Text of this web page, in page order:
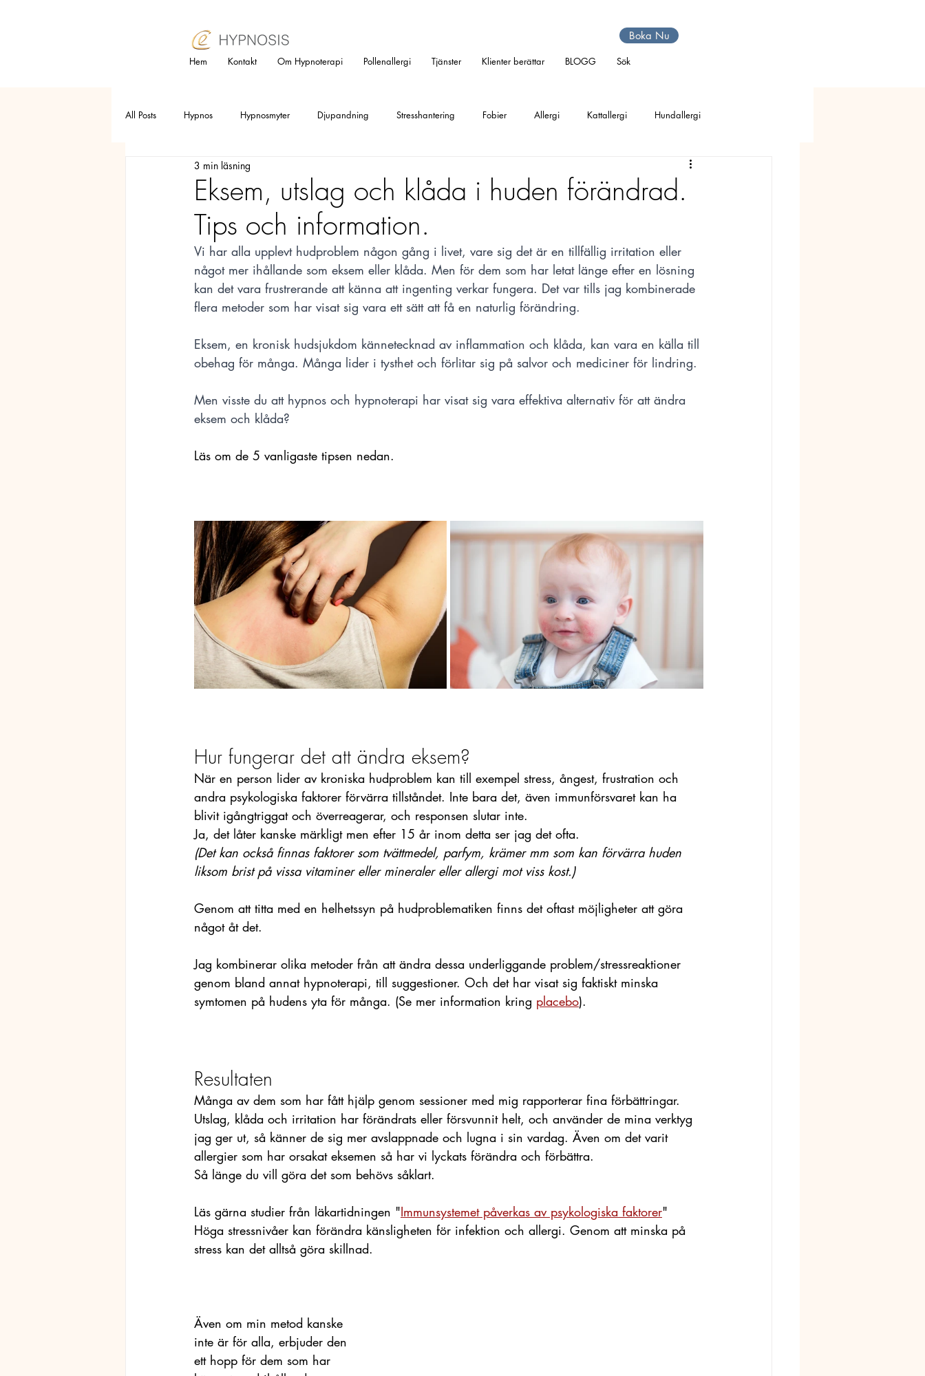
Hem Kontakt Om Hypnoterapi Pollenallergi Tjänster Klienter berättar BLOGG Sök
Boka Nu
All Posts Hypnos Hypnosmyter Djupandning Stresshantering Fobier Allergi Kattallergi Hundallergi
Pälsdjursallergi Sorg Avslappning
Presentkort Depression Tips ilska
Eksem, utslag och klåda i huden förändrad.
Tips och information.
3 min läsning
Vi har alla upplevt hudproblem någon gång i livet, vare sig det är en tillfällig irritation eller
något mer ihållande som eksem eller klåda. Men för dem som har letat länge efter en lösning
kan det vara frustrerande att känna att ingenting verkar fungera. Det var tills jag kombinerade
flera metoder som har visat sig vara ett sätt att få en naturlig förändring.
Eksem, en kronisk hudsjukdom kännetecknad av inflammation och klåda, kan vara en källa till
obehag för många. Många lider i tysthet och förlitar sig på salvor och mediciner för lindring.
Men visste du att hypnos och hypnoterapi har visat sig vara effektiva alternativ för att ändra
eksem och klåda?
Läs om de 5 vanligaste tipsen nedan.
Hur fungerar det att ändra eksem?
När en person lider av kroniska hudproblem kan till exempel stress, ångest, frustration och
andra psykologiska faktorer förvärra tillståndet. Inte bara det, även immunförsvaret kan ha
blivit igångtriggat och överreagerar, och responsen slutar inte.
Ja, det låter kanske märkligt men efter 15 år inom detta ser jag det ofta.
(Det kan också finnas faktorer som tvättmedel, parfym, krämer mm som kan förvärra huden
liksom brist på vissa vitaminer eller mineraler eller allergi mot viss kost.)
Genom att titta med en helhetssyn på hudproblematiken finns det oftast möjligheter att göra
något åt det.
Jag kombinerar olika metoder från att ändra dessa underliggande problem/stressreaktioner
genom bland annat hypnoterapi, till suggestioner. Och det har visat sig faktiskt minska
symtomen på hudens yta för många. (Se mer information kring placebo).
Resultaten
Många av dem som har fått hjälp genom sessioner med mig rapporterar fina förbättringar.
Utslag, klåda och irritation har förändrats eller försvunnit helt, och använder de mina verktyg
jag ger ut, så känner de sig mer avslappnade och lugna i sin vardag. Även om det varit
allergier som har orsakat eksemen så har vi lyckats förändra och förbättra.
Så länge du vill göra det som behövs såklart.
Läs gärna studier från läkartidningen "Immunsystemet påverkas av psykologiska faktorer"
Höga stressnivåer kan förändra känsligheten för infektion och allergi. Genom att minska på
stress kan det alltså göra skillnad.
Även om min metod kanske
inte är för alla, erbjuder den
ett hopp för dem som har